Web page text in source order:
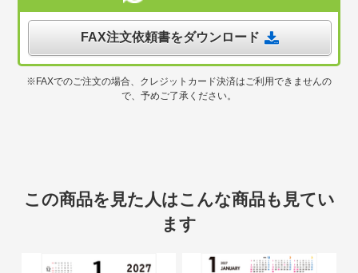
FAX注文依頼書をダウンロード
※FAXでのご注文の場合、クレジットカード決済はご利用できませんの
で、予めご了承ください。
この商品を見た人はこんな商品も見てい
ます